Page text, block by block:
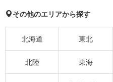
その他のエリアから探す
北海道 東北
北陸 東海